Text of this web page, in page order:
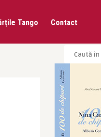
Tango Contact